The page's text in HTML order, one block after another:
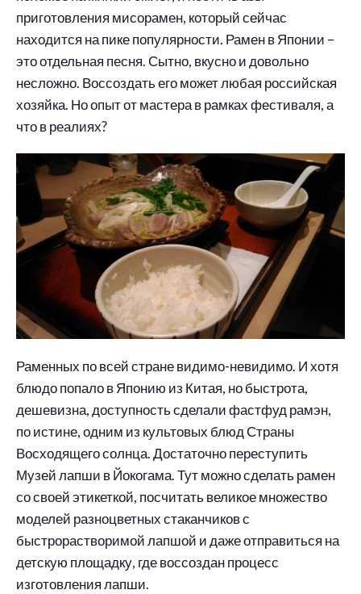
приготовления мисорамен, который сейчас
находится на пике популярности. Рамен в Японии –
это отдельная песня. Сытно, вкусно и довольно
несложно. Воссоздать его может любая российская
хозяйка. Но опыт от мастера в рамках фестиваля, а
что в реалиях?
Раменных по всей стране видимо-невидимо. И хотя
блюдо попало в Японию из Китая, но быстрота,
дешевизна, доступность сделали фастфуд рамэн,
по истине, одним из культовых блюд Страны
Восходящего солнца. Достаточно переступить
Музей лапши в Йокогама. Тут можно сделать рамен
со своей этикеткой, посчитать великое множество
моделей разноцветных стаканчиков с
быстрорастворимой лапшой и даже отправиться на
детскую площадку, где воссоздан процесс
изготовления лапши.